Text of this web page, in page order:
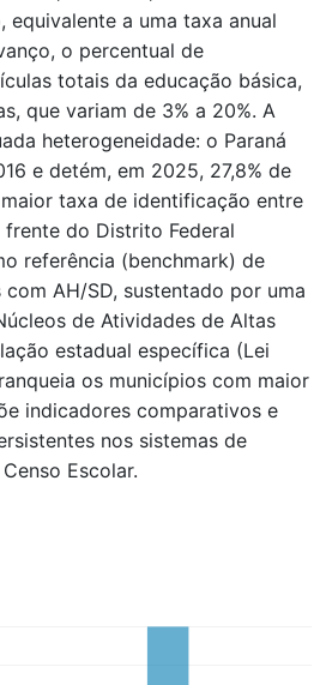
a uma taxa anual
o percentual de
totais da educação básica,
que variam de 3% a 20%. A
heterogeneidade: o Paraná
e detém, em 2025, 27,8% de
taxa de identificação entre
do Distrito Federal
referência (benchmark) de
AH/SD, sustentado por uma
de Atividades de Altas
estadual específica (Lei
os municípios com maior
indicadores comparativos e
nos sistemas de
Escolar.